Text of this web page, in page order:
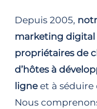
Depuis 2005,
marketing digital
propriétaires de
d’hôtes à
ligneet à séduire
Nous